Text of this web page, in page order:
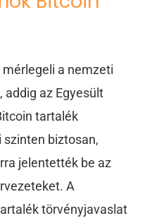
a nemzeti
az Egyesült
tartalék
biztosan,
jelentették be az
A
törvényjavaslat